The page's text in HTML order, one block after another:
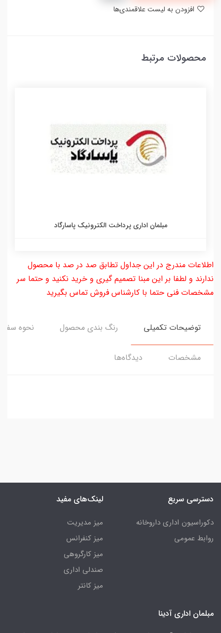
محصولات مرتبط
مبلمان اداری پرداخت الکترونیک پاسارگاد
اطلاعات مندرج در این جداول تطابق صد در صد با محصول
ندارند و لطفا بر این مبنا تصمیم گیری و خرید نکنید و حتما سر
مشخصات فنی حتما با کارشناس فروش تماس بگیرید
توضیحات تکمیلی رنگ بندی محصول نحوه
مشخصات دیدگاه‌ها
دسترسی سریع
دکوراسیون اداری داروخانه
روابط عمومی
لینک‌های مفید
میز مدیریت
میز کنفرانس
میز کارگروهی
صندلی اداری
میز کانتر
مبلمان اداری آدینا